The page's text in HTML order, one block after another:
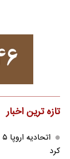
تازه ترین اخبار
کرد